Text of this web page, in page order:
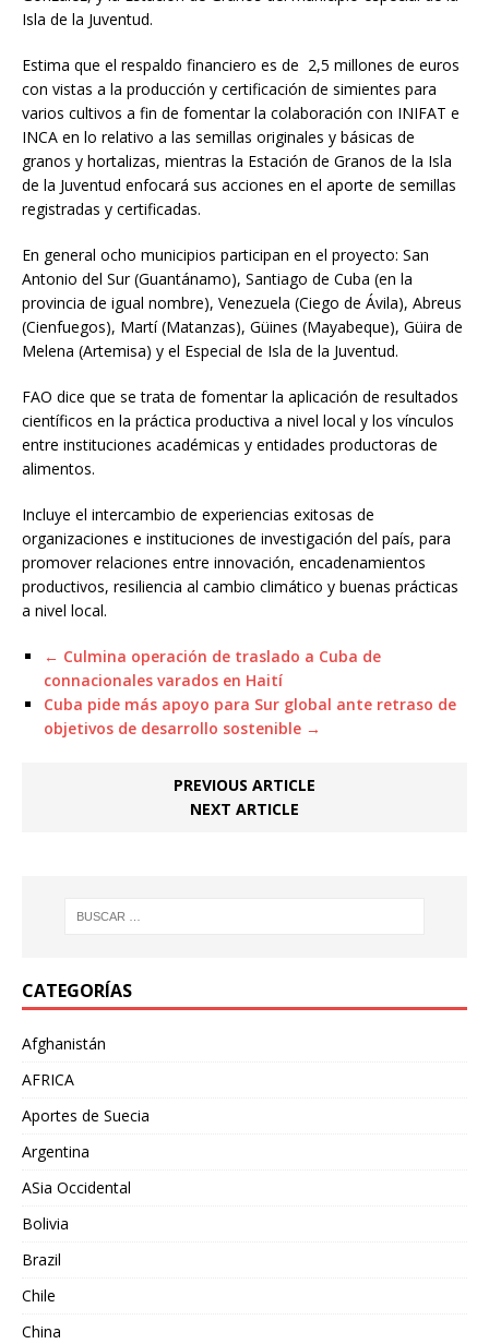
Isla de la Juventud.
Estima que el respaldo financiero es de 2,5 millones de euros
con vistas a la producción y certificación de simientes para
varios cultivos a fin de fomentar la colaboración con INIFAT e
INCA en lo relativo a las semillas originales y básicas de
granos y hortalizas, mientras la Estación de Granos de la Isla
de la Juventud enfocará sus acciones en el aporte de semillas
registradas y certificadas.
En general ocho municipios participan en el proyecto: San
Antonio del Sur (Guantánamo), Santiago de Cuba (en la
provincia de igual nombre), Venezuela (Ciego de Ávila), Abreus
(Cienfuegos), Martí (Matanzas), Güines (Mayabeque), Güira de
Melena (Artemisa) y el Especial de Isla de la Juventud.
FAO dice que se trata de fomentar la aplicación de resultados
científicos en la práctica productiva a nivel local y los vínculos
entre instituciones académicas y entidades productoras de
alimentos.
Incluye el intercambio de experiencias exitosas de
organizaciones e instituciones de investigación del país, para
promover relaciones entre innovación, encadenamientos
productivos, resiliencia al cambio climático y buenas prácticas
a nivel local.
← Culmina operación de traslado a Cuba de
connacionales varados en Haití
Cuba pide más apoyo para Sur global ante retraso de
objetivos de desarrollo sostenible →
PREVIOUS ARTICLE
NEXT ARTICLE
CATEGORÍAS
Afghanistán
AFRICA
Aportes de Suecia
Argentina
ASia Occidental
Bolivia
Brazil
Chile
China